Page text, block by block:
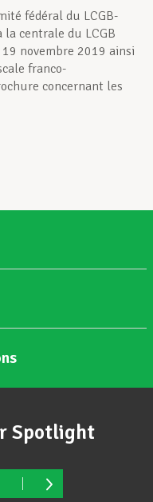
fédéral du LCGB-
la centrale du LCGB
novembre 2019 ainsi
franco-
concernant les
Spotlight